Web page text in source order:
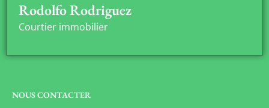
Rodolfo Rodriguez
Courtier immobilier
NOUS CONTACTER